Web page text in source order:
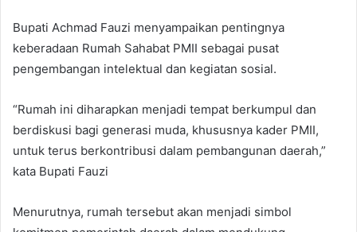
Bupati Achmad Fauzi menyampaikan pentingnya
keberadaan Rumah Sahabat PMII sebagai pusat
pengembangan intelektual dan kegiatan sosial.
“Rumah ini diharapkan menjadi tempat berkumpul dan
berdiskusi bagi generasi muda, khususnya kader PMII,
untuk terus berkontribusi dalam pembangunan daerah,”
kata Bupati Fauzi
Menurutnya, rumah tersebut akan menjadi simbol